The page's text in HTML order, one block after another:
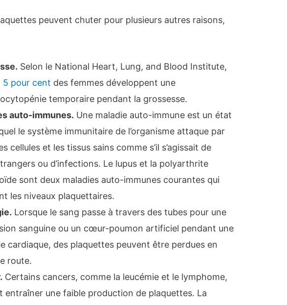
peuvent chuter pour plusieurs autres raisons,
Selon le National Heart, Lung, and Blood Institute,
5 pour cent des femmes développent une
temporaire pendant la grossesse.
auto-immunes. Une maladie auto-immune est un état
le système immunitaire de l’organisme attaque par
cellules et les tissus sains comme s’il s’agissait de
ou d’infections. Le lupus et la polyarthrite
sont deux maladies auto-immunes courantes qui
les niveaux plaquettaires.
Lorsque le sang passe à travers des tubes pour une
sanguine ou un cœur-poumon artificiel pendant une
cardiaque, des plaquettes peuvent être perdues en
route.
Certains cancers, comme la leucémie et le lymphome,
entraîner une faible production de plaquettes. La